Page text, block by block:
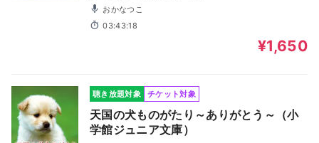
おかなつこ
03:43:18
¥1,650
聴き放題対象 チケット対象
天国の犬ものがたり～ありがとう～（小
学館ジュニア文庫）